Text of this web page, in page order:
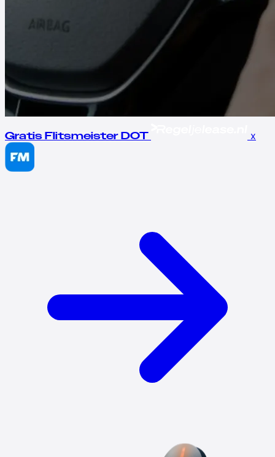
Gratis Flitsmeister DOT x